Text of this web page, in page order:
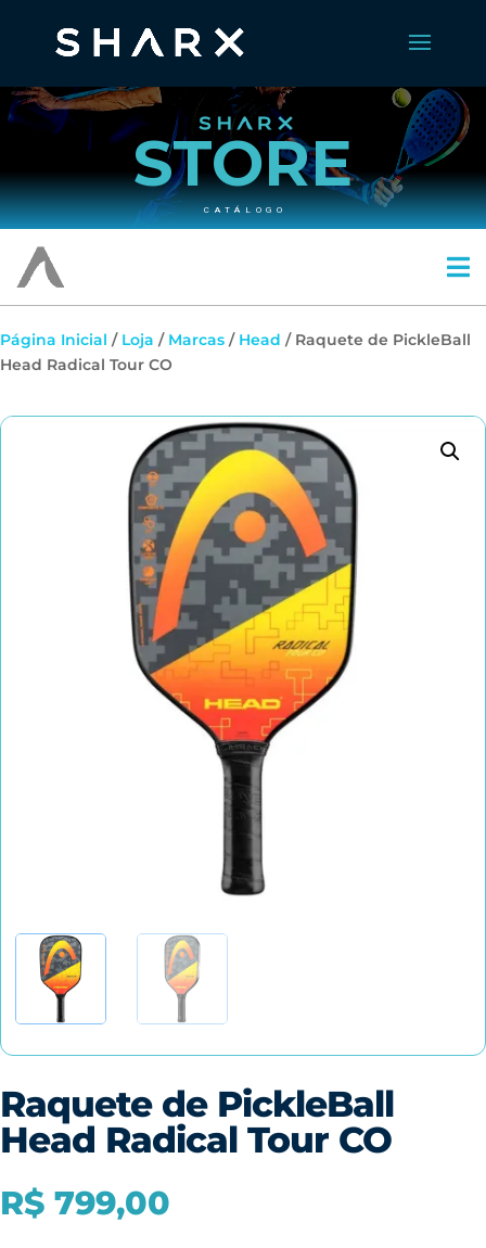
STORE
CATÁLOGO
Página Inicial / Loja / Marcas / Head / Raquete de PickleBall
Head Radical Tour CO
Raquete de PickleBall
Head Radical Tour CO
R$ 799,00